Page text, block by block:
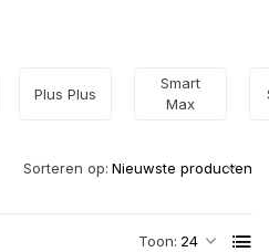
Plus Plus
Smart
Max
Toon:
Sorteren op: